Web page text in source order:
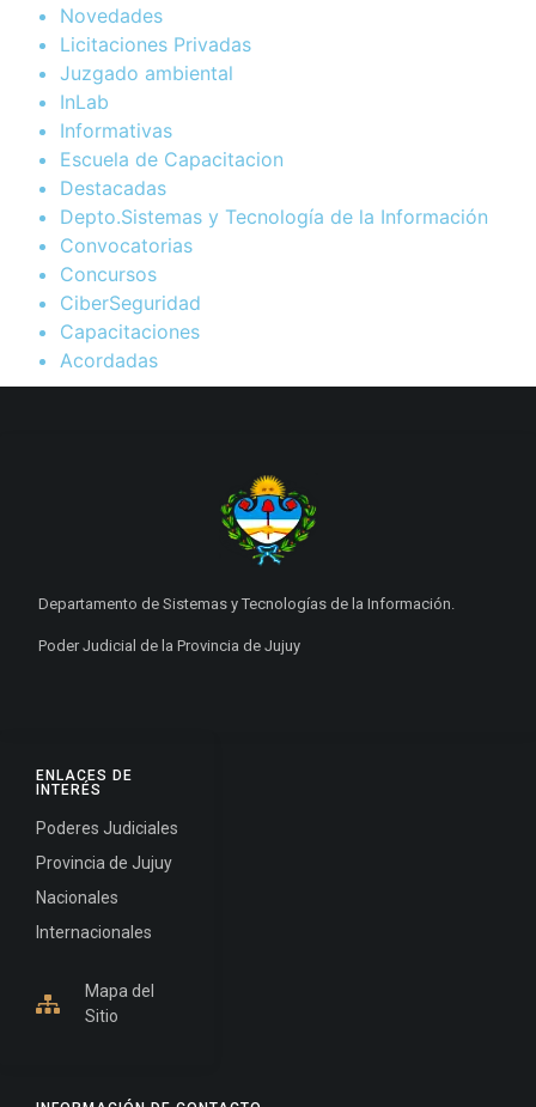
Novedades
Licitaciones Privadas
Juzgado ambiental
InLab
Informativas
Escuela de Capacitacion
Destacadas
Depto.Sistemas y Tecnología de la Información
Convocatorias
Concursos
CiberSeguridad
Capacitaciones
Acordadas
ENLACES DE
INTERÉS
Poderes Judiciales
Provincia de Jujuy
Nacionales
Internacionales
Mapa del
Sitio
Departamento de Sistemas y Tecnologías de la Información.
Poder Judicial de la Provincia de Jujuy